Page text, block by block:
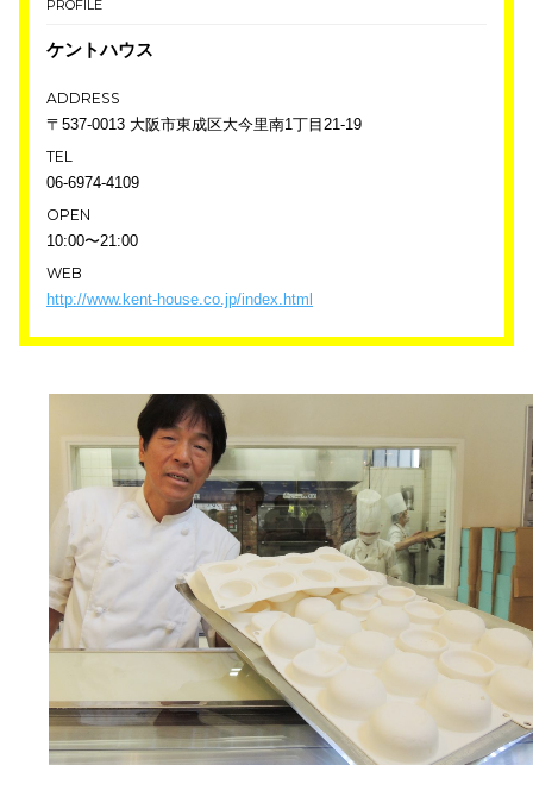
PROFILE
ケントハウス
ADDRESS
〒537-0013 大阪市東成区大今里南1丁目21-19
TEL
06-6974-4109
OPEN
10:00〜21:00
WEB
http://www.kent-house.co.jp/index.html